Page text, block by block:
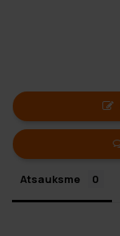
Atsauksme